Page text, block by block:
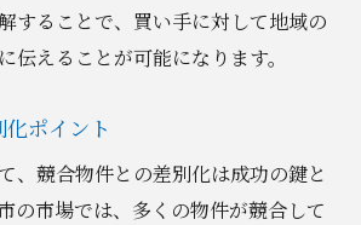
することで、買い手に対して地域の
伝えることが可能になります。
ポイント
、競合物件との差別化は成功の鍵と
の市場では、多くの物件が競合して